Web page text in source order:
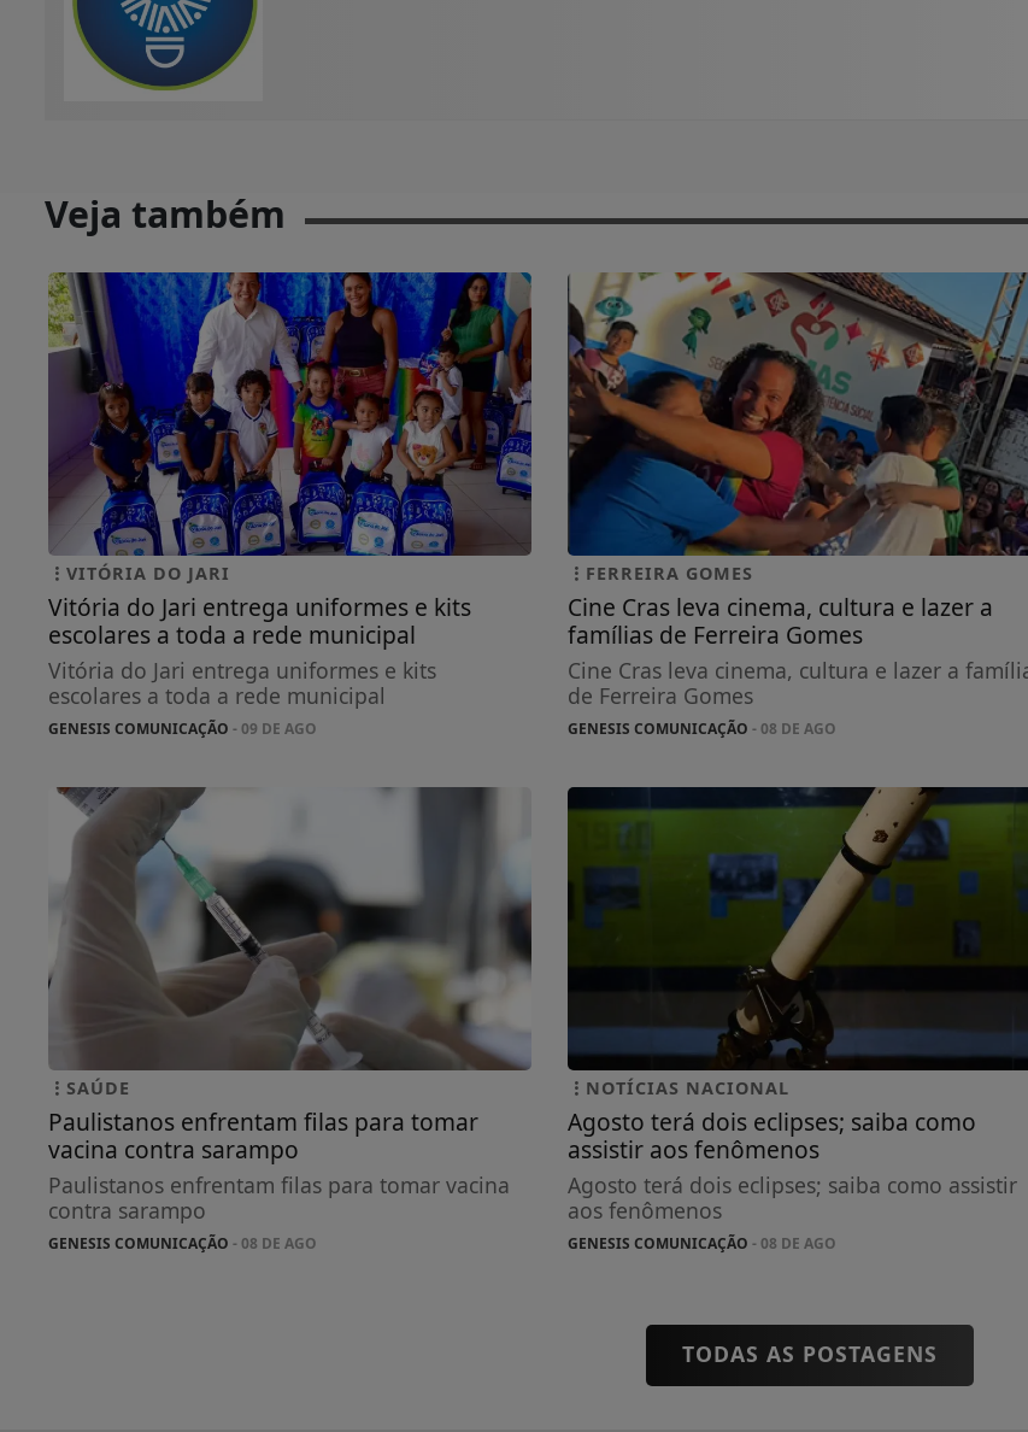
Veja também
VITÓRIA DO JARI
Vitória do Jari entrega uniformes e kits
escolares a toda a rede municipal
Vitória do Jari entrega uniformes e kits
escolares a toda a rede municipal
GENESIS COMUNICAÇÃO - 09 DE AGO
FERREIRA GOMES
Cine Cras leva cinema, cultura e lazer a
famílias de Ferreira Gomes
Cine Cras leva cinema, cultura e lazer a
de Ferreira Gomes
GENESIS COMUNICAÇÃO - 08 DE AGO
SAÚDE
Paulistanos enfrentam filas para tomar
vacina contra sarampo
Paulistanos enfrentam filas para tomar vacina
contra sarampo
GENESIS COMUNICAÇÃO - 08 DE AGO
NOTÍCIAS NACIONAL
Agosto terá dois eclipses; saiba como
assistir aos fenômenos
Agosto terá dois eclipses; saiba como assistir
aos fenômenos
GENESIS COMUNICAÇÃO - 08 DE AGO
TODAS AS POSTAGENS